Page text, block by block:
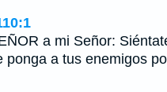
a mi Señor:
ponga a tus enemigos